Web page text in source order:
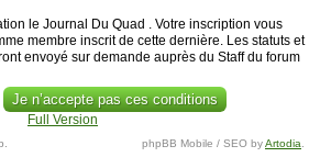
le Journal Du Quad . Votre inscription vous
membre inscrit de cette dernière. Les statuts et
envoyé sur demande auprès du Staff du forum
Full Version
phpBB Mobile / SEO byArtodia